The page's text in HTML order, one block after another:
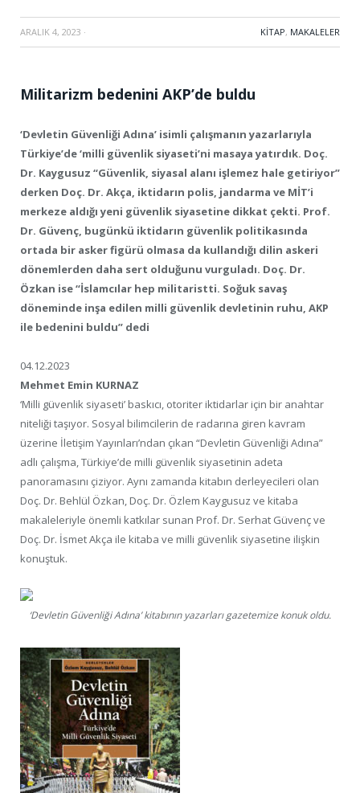
ARALIK 4, 2023 · KITAP, MAKALELER
Militarizm bedenini AKP’de buldu
‘Devletin Güvenliği Adına’ isimli çalışmanın yazarlarıyla
Türkiye’de ‘milli güvenlik siyaseti’ni masaya yatırdık. Doç.
Dr. Kaygusuz “Güvenlik, siyasal alanı işlemez hale getiriyor”
derken Doç. Dr. Akça, iktidarın polis, jandarma ve MİT’i
merkeze aldığı yeni güvenlik siyasetine dikkat çekti. Prof.
Dr. Güvenç, bugünkü iktidarın güvenlik politikasında
ortada bir asker figürü olmasa da kullandığı dilin askeri
dönemlerden daha sert olduğunu vurguladı. Doç. Dr.
Özkan ise “İslamcılar hep militaristti. Soğuk savaş
döneminde inşa edilen milli güvenlik devletinin ruhu, AKP
ile bedenini buldu” dedi
04.12.2023
Mehmet Emin KURNAZ
‘Milli güvenlik siyaseti’ baskıcı, otoriter iktidarlar için bir anahtar
niteliği taşıyor. Sosyal bilimcilerin de radarına giren kavram
üzerine İletişim Yayınları’ndan çıkan “Devletin Güvenliği Adına”
adlı çalışma, Türkiye’de milli güvenlik siyasetinin adeta
panoramasını çiziyor. Aynı zamanda kitabın derleyecileri olan
Doç. Dr. Behlül Özkan, Doç. Dr. Özlem Kaygusuz ve kitaba
makaleleriyle önemli katkılar sunan Prof. Dr. Serhat Güvenç ve
Doç. Dr. İsmet Akça ile kitaba ve milli güvenlik siyasetine ilişkin
konuştuk.
‘Devletin Güvenliği Adına’ kitabının yazarları gazetemize konuk oldu.